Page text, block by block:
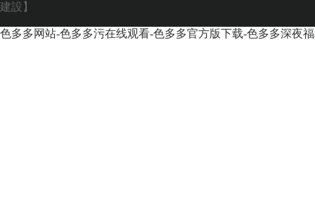
建設】
色多多网站-色多多污在线观看-色多多官方版下载-色多多深夜